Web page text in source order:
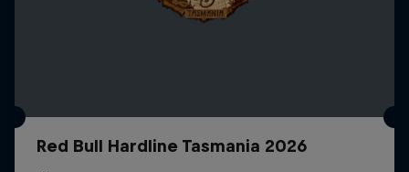
Red Bull Hardline Tasmania 2026